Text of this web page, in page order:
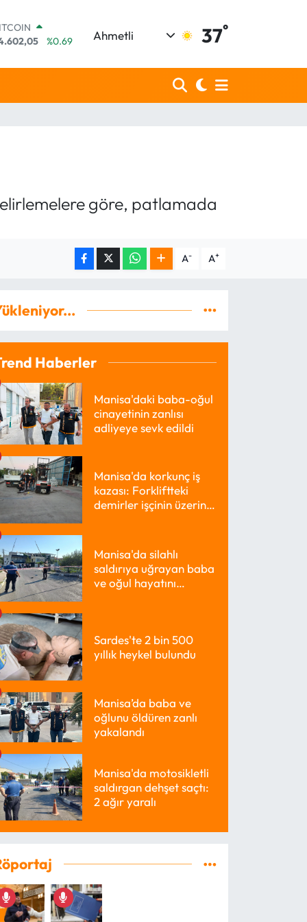
%0.06
%0.1
Ahmetli 37°
göre, patlamada
A- A+
Haberler
Manisa'daki baba-oğul
cinayetinin zanlısı
adliyeye sevk edildi
Manisa'da korkunç iş
kazası: Forkliftteki
demirler işçinin üzerine
Manisa'da silahlı
saldırıya uğrayan baba
ve oğul hayatını
Sardes'te 2 bin 500
yıllık heykel bulundu
Manisa’da baba ve
oğlunu öldüren zanlı
yakalandı
Manisa'da motosikletli
saldırgan dehşet saçtı:
2 ağır yaralı